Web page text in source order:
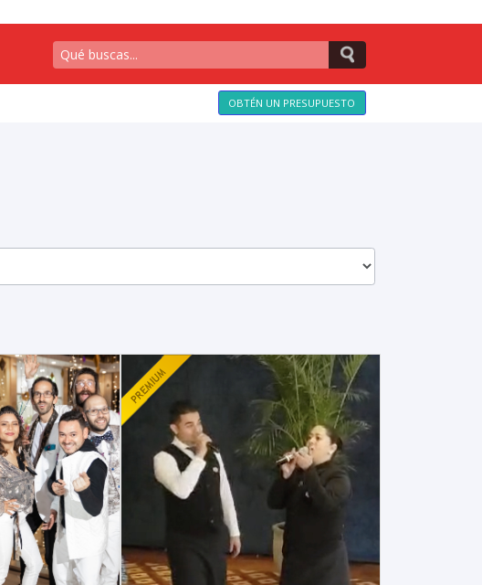
OBTÉN UN PRESUPUESTO